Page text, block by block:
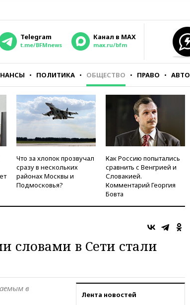
Telegram
t.me/BFMnews
Канал в MAX
max.ru/bfm
ПОЛИТИКА ОБЩЕСТВО ПРАВО АВТО
Что за хлопок прозвучал
сразу в нескольких
районах Москвы и
Подмосковья?
Как Россию попытались
сравнить с Венгрией и
Словакией.
Комментарий Георгия
Бовта
словами в Сети стали
Лента новостей
в